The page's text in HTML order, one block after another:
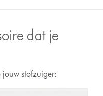
dat je
jouw stofzuiger: